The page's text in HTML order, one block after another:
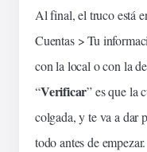
Al final, el truco está
Cuentas > Tu
con la local o con la
“Verificar” es que la
colgada, y te va a dar
todo antes de empezar.